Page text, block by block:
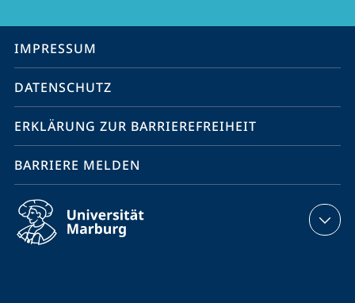
Service-
Navigation
IMPRESSUM
DATENSCHUTZ
ERKLÄRUNG ZUR BARRIEREFREIHEIT
BARRIERE MELDEN